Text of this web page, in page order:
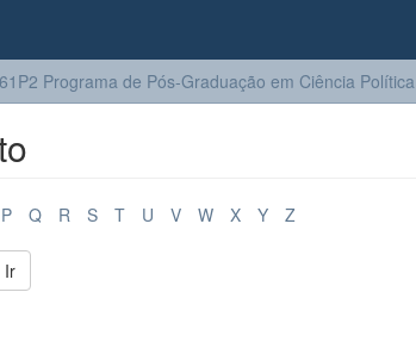
Programa de Pós-Graduação em Ciência Política
P Q R S T U V W X Y Z
Ir